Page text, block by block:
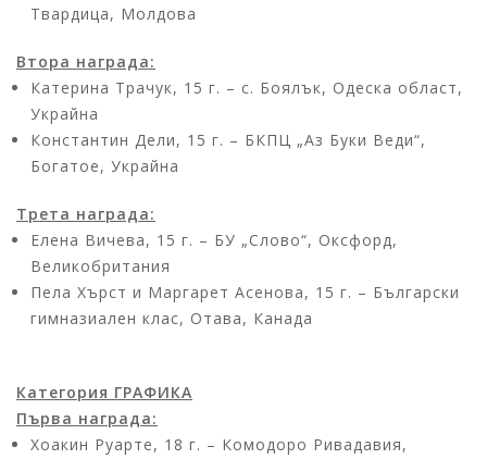
Твардица, Молдова
Втора награда:
Катерина Трачук, 15 г. – с. Боялък, Одеска област,
Украйна
Константин Дели, 15 г. – БКПЦ „Аз Буки Веди“,
Богатое, Украйна
Трета награда:
Елена Вичева, 15 г. – БУ „Слово“, Оксфорд,
Великобритания
Пела Хърст и Маргарет Асенова, 15 г. – Български
гимназиален клас, Отава, Канада
Категория ГРАФИКА
Първа награда:
Хоакин Руарте, 18 г. – Комодоро Ривадавия,